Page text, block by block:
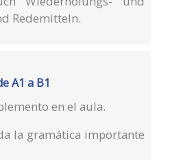
Redemitteln.
A1 a B1
en el aula.
la gramática importante